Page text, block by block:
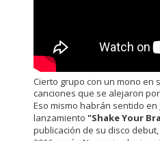
Cierto grupo con un mono en
canciones que se alejaron
Eso mismo habrán sentido en
lanzamiento "Shake Your
publicación de su disco debut,